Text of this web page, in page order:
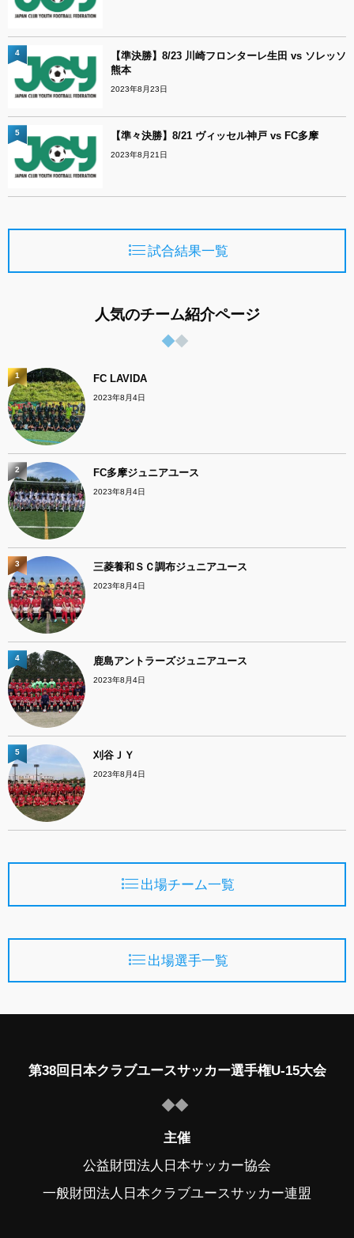
【準決勝】8/23 川崎フロンターレ生田 vs ソレッソ
熊本
2023年8月23日
4
【準々決勝】8/21 ヴィッセル神戸 vs FC多摩
2023年8月21日
5
試合結果一覧
人気のチーム紹介ページ
FC LAVIDA
2023年8月4日
1
FC多摩ジュニアユース
2023年8月4日
2
三菱養和ＳＣ調布ジュニアユース
2023年8月4日
3
鹿島アントラーズジュニアユース
2023年8月4日
4
刈谷ＪＹ
2023年8月4日
5
出場チーム一覧
出場選手一覧
第38回日本クラブユースサッカー選手権U-15大会
主催
公益財団法人日本サッカー協会
一般財団法人日本クラブユースサッカー連盟